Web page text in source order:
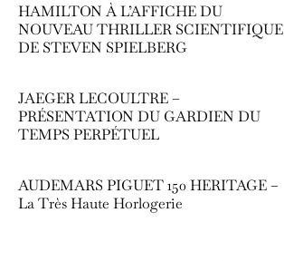
HAMILTON À L’AFFICHE DU
NOUVEAU THRILLER SCIENTIFIQUE
DE STEVEN SPIELBERG
JAEGER LECOULTRE –
PRÉSENTATION DU GARDIEN DU
TEMPS PERPÉTUEL
AUDEMARS PIGUET 150 HERITAGE –
La Très Haute Horlogerie